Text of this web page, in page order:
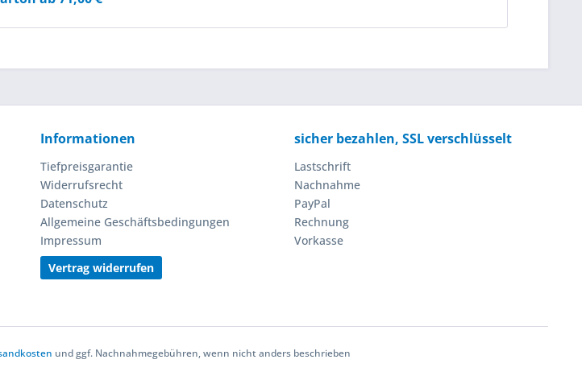
Informationen
Tiefpreisgarantie
Widerrufsrecht
Datenschutz
Allgemeine Geschäftsbedingungen
Impressum
Vertrag widerrufen
sicher bezahlen, SSL verschlüsselt
Lastschrift
Nachnahme
PayPal
Rechnung
Vorkasse
und ggf. Nachnahmegebühren, wenn nicht anders beschrieben